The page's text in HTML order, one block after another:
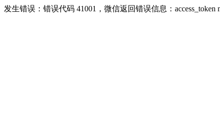
发生错误：错误代码 41001，微信返回错误信息：access_token